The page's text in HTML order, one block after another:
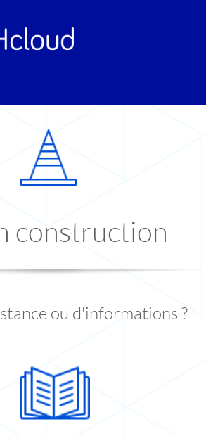
construction
ou d'informations ?